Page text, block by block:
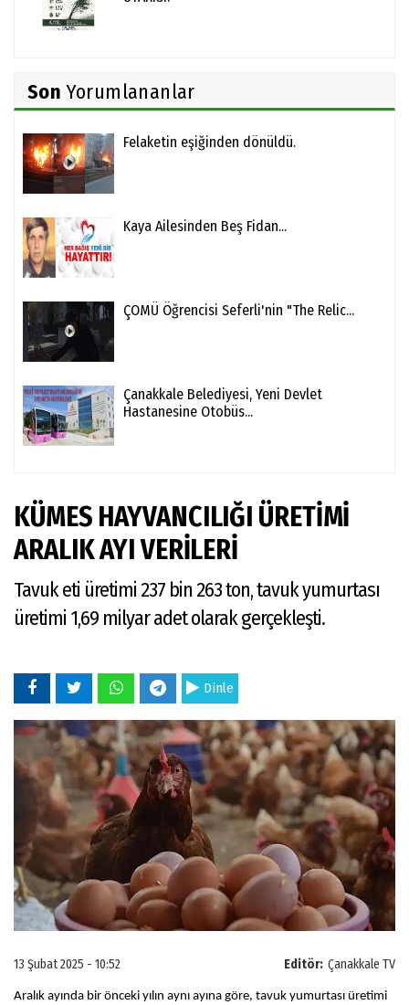
Son Yorumlananlar
Felaketin eşiğinden dönüldü.
Kaya Ailesinden Beş Fidan...
ÇOMÜ Öğrencisi Seferli'nin "The Relic...
Çanakkale Belediyesi, Yeni Devlet
Hastanesine Otobüs...
KÜMES HAYVANCILIĞI ÜRETİMİ
ARALIK AYI VERİLERİ
Tavuk eti üretimi 237 bin 263 ton, tavuk yumurtası
üretimi 1,69 milyar adet olarak gerçekleşti.
Dinle
Editör: Çanakkale TV
13 Şubat 2025 - 10:52
Aralık ayında bir önceki yılın aynı ayına göre, tavuk yumurtası üretimi